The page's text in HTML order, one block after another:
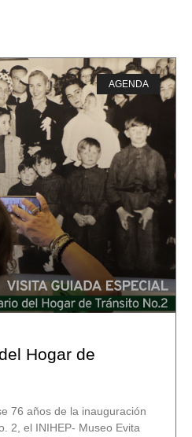
AGENDA
Hogar de
76 años de la inauguración
2, el INIHEP- Museo Evita